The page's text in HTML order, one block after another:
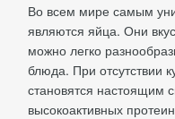
Во всем мире самым
являются яйца. Они
можно легко
блюда. При отсутствии
становятся настоящим
высокоактивных